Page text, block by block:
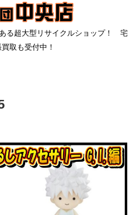
る超大型リサイクルショップ！ 宅
取も受付中！